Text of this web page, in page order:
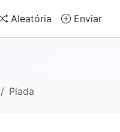
Aleatória Enviar
Piada